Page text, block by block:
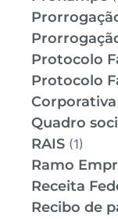
Protocolo
Protocolo
Corporativa
Quadro
RAIS (1)
Ramo
Receita
Recibo de